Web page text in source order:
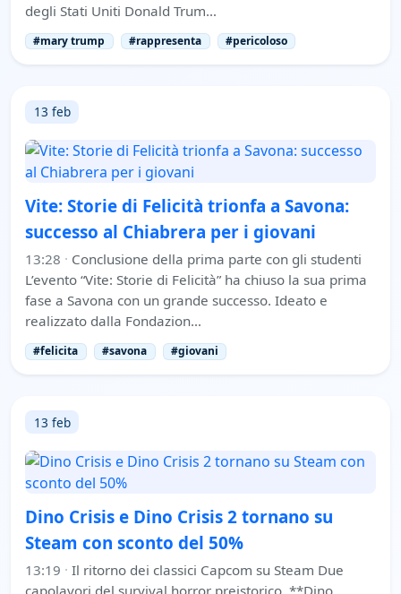
degli Stati Uniti Donald Trum…
#mary trump #rappresenta #pericoloso
13 feb
Vite: Storie di Felicità trionfa a Savona:
successo al Chiabrera per i giovani
13:28 · Conclusione della prima parte con gli studenti
L’evento “Vite: Storie di Felicità” ha chiuso la sua prima
fase a Savona con un grande successo. Ideato e
realizzato dalla Fondazion…
#felicita #savona #giovani
13 feb
Dino Crisis e Dino Crisis 2 tornano su
Steam con sconto del 50%
13:19 · Il ritorno dei classici Capcom su Steam Due